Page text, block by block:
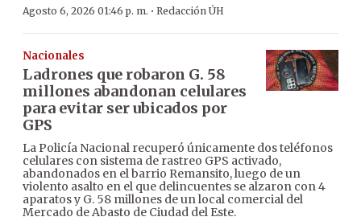
Agosto 6, 2026 01:46 p. m. · Redacción ÚH
Nacionales
Ladrones que robaron G. 58
millones abandonan celulares
para evitar ser ubicados por
GPS
La Policía Nacional recuperó únicamente dos teléfonos
celulares con sistema de rastreo GPS activado,
abandonados en el barrio Remansito, luego de un
violento asalto en el que delincuentes se alzaron con 4
aparatos y G. 58 millones de un local comercial del
Mercado de Abasto de Ciudad del Este.